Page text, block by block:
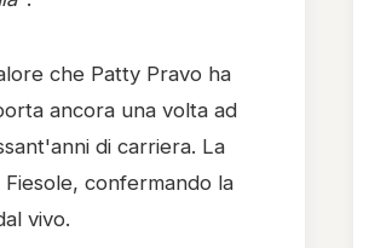
che Patty Pravo ha
ancora una volta ad
di carriera. La
confermando la
vivo.